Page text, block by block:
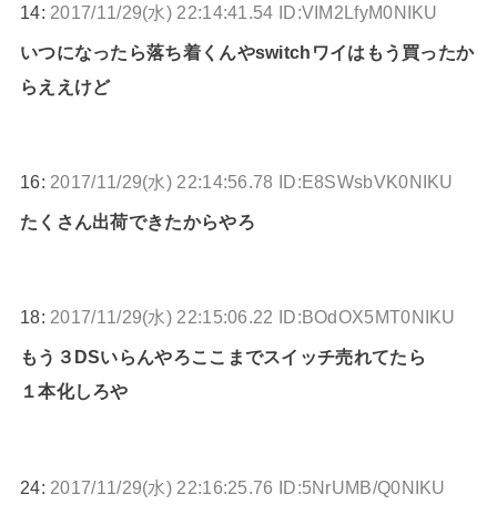
14: 2017/11/29(水) 22:14:41.54 ID:VIM2LfyM0NIKU
いつになったら落ち着くんやswitchワイはもう買ったか
らええけど
16: 2017/11/29(水) 22:14:56.78 ID:E8SWsbVK0NIKU
たくさん出荷できたからやろ
18: 2017/11/29(水) 22:15:06.22 ID:BOdOX5MT0NIKU
もう３DSいらんやろここまでスイッチ売れてたら
１本化しろや
24: 2017/11/29(水) 22:16:25.76 ID:5NrUMB/Q0NIKU